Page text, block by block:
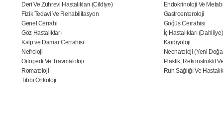
Deri Ve Zührevi Hastalıkları (Cildiye)
Endokrinoloji Ve
Fizik Tedavi Ve Rehabilitasyon
Gastroenteroloji
Genel Cerrahi
Göğüs Cerrahisi
Göz Hastalıkları
İç Hastalıkları (Dahiliye)
Kalp ve Damar Cerrahisi
Kardiyoloji
Nefroloji
Neonatoloji (Yeni
Ortopedi Ve Travmatoloji
Plastik, Rekonstrüktif
Romatoloji
Ruh Sağlığı Ve
Tıbbi Onkoloji